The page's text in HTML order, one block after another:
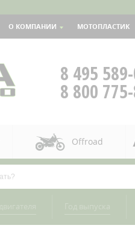
О КОМПАНИИ МОТОПЛАСТИК
8 495
8 800
Offroad